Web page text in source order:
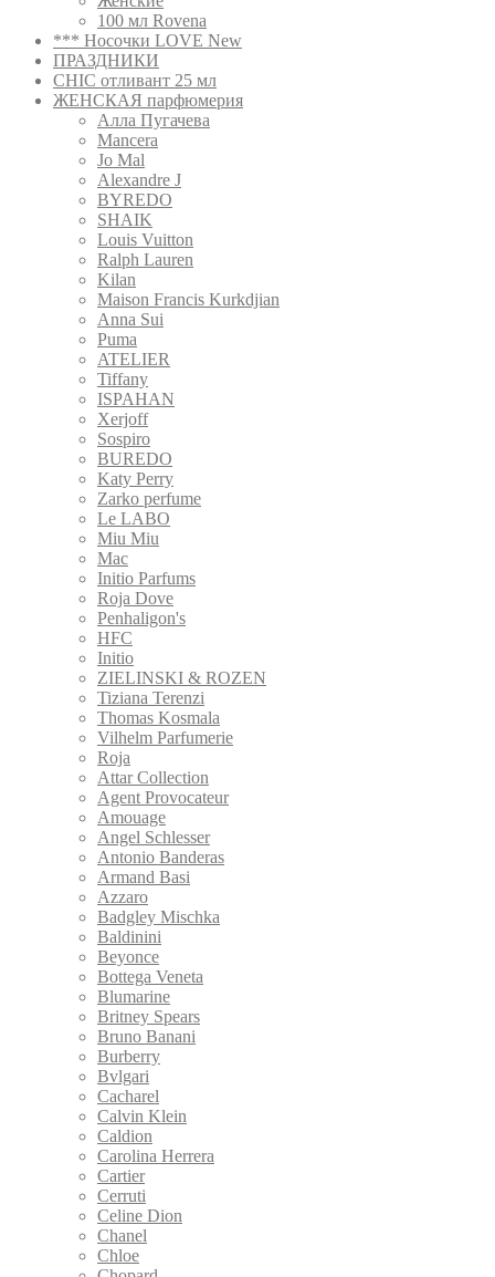
100 мл Rovena
*** Носочки LOVE New
ПРАЗДНИКИ
CHIC отливант 25 мл
ЖЕНСКАЯ парфюмерия
Алла Пугачева
Mancera
Jo Mal
Alexandre J
BYREDO
SHAIK
Louis Vuitton
Ralph Lauren
Kilan
Maison Francis Kurkdjian
Anna Sui
Puma
ATELIER
Tiffany
ISPAHAN
Xerjoff
Sospiro
BUREDO
Katy Perry
Zarko perfume
Le LABO
Miu Miu
Mac
Initio Parfums
Roja Dove
Penhaligon's
HFC
Initio
ZIELINSKI & ROZEN
Tiziana Terenzi
Thomas Kosmala
Vilhelm Parfumerie
Roja
Attar Collection
Agent Provocateur
Amouage
Angel Schlesser
Antonio Banderas
Armand Basi
Azzaro
Badgley Mischka
Baldinini
Beyonce
Bottega Veneta
Blumarine
Britney Spears
Bruno Banani
Burberry
Bvlgari
Cacharel
Calvin Klein
Caldion
Carolina Herrera
Cartier
Cerruti
Celine Dion
Chanel
Chloe